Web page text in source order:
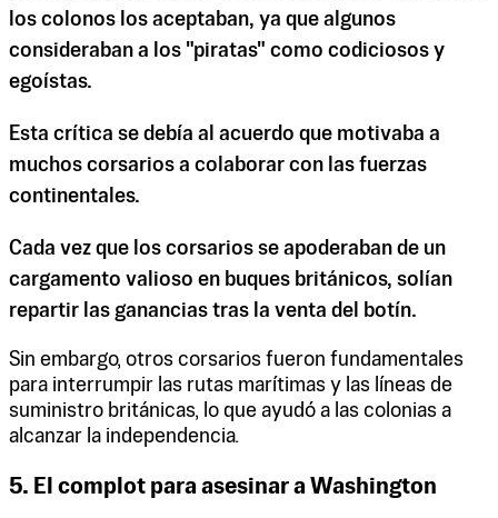
los colonos los aceptaban, ya que algunos
consideraban a los "piratas" como codiciosos y
egoístas.
Esta crítica se debía al acuerdo que motivaba a
muchos corsarios a colaborar con las fuerzas
continentales.
Cada vez que los corsarios se apoderaban de un
cargamento valioso en buques británicos, solían
repartir las ganancias tras la venta del botín.
Sin embargo, otros corsarios fueron fundamentales
para interrumpir las rutas marítimas y las líneas de
suministro británicas, lo que ayudó a las colonias a
alcanzar la independencia.
5. El complot para asesinar a Washington